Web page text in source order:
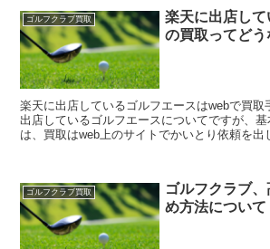
ゴルフクラブ買取
楽天に出店し
の買取ってどう
楽天に出店しているゴルフエースはwebで買取
出店しているゴルフエースについてですが、
は、買取はweb上のサイトでかいとり依頼を出
ゴルフクラブ買取
ゴルフクラブ
め方法について